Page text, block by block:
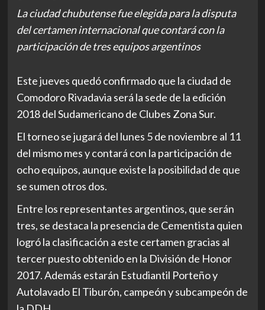
La ciudad chubutense fue elegida para la disputa
del certamen internacional que contará con la
participación de tres equipos argentinos
Este jueves quedó confirmado que la ciudad de
Comodoro Rivadavia será la sede de la edición
2018 del Sudamericano de Clubes Zona Sur.
El torneo se jugará del lunes 5 de noviembre al 11
del mismo mes y contará con la participación de
ocho equipos, aunque existe la posibilidad de que
se sumen otros dos.
Entre los representantes argentinos, que serán
tres, se destaca la presencia de Cementista quien
logró la clasificación a este certamen gracias al
tercer puesto obtenido en la División de Honor
2017. Además estarán Estudiantil Porteño y
Autolavado El Tiburón, campeón y subcampeón de